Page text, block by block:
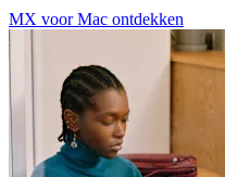
MX voor Mac ontdekken